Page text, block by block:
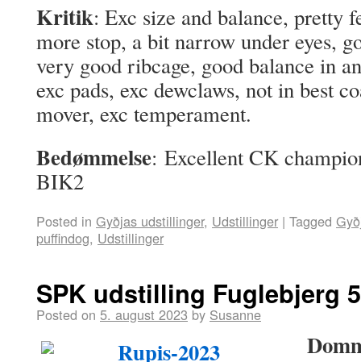
Kritik: Exc size and balance, pretty
more stop, a bit narrow under eyes,
very good ribcage, good balance in
exc pads, exc dewclaws, not in best
mover, exc temperament.
Bedømmelse: Excellent CK
BIK2
Posted in Gyðjas udstillinger, Udstillinger | Tagged
puffindog, Udstillinger
SPK udstilling Fuglebjerg
Posted on 5. august 2023 by Susanne